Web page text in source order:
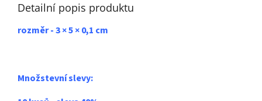
Detailní popis produktu
rozměr - 3 × 5 × 0,1 cm
Množstevní slevy: